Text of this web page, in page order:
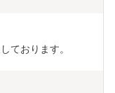
ております。